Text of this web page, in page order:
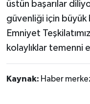
üstün başarılar
güvenliği için
Emniyet
kolaylıklar temenni
Kaynak: Haber